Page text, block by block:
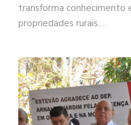
transforma conhecimento
propriedades rurais.…